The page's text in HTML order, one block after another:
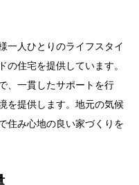
一人ひとりのライフスタイ
の住宅を提供しています。
、一貫したサポートを行
を提供します。地元の気候
住み心地の良い家づくりを